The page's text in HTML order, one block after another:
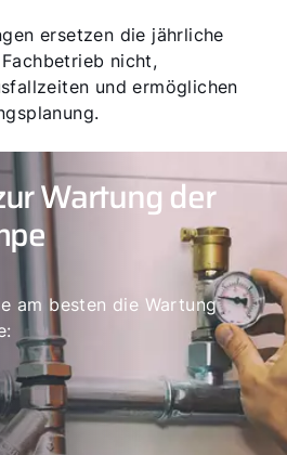
ersetzen die jährliche
nicht,
und ermöglichen
Wartung der
am besten die Wartung